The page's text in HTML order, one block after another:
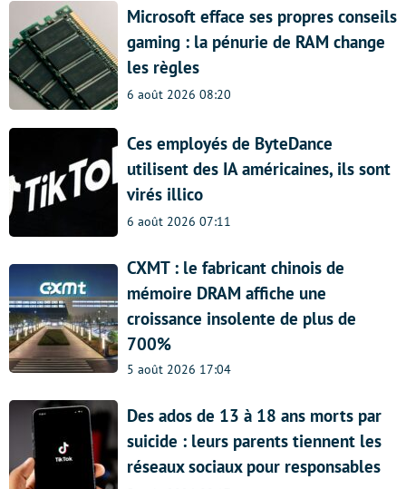
Microsoft efface ses propres conseils
gaming : la pénurie de RAM change
les règles
6 août 2026 08:20
Ces employés de ByteDance
utilisent des IA américaines, ils sont
virés illico
6 août 2026 07:11
CXMT : le fabricant chinois de
mémoire DRAM affiche une
croissance insolente de plus de
700%
5 août 2026 17:04
Des ados de 13 à 18 ans morts par
suicide : leurs parents tiennent les
réseaux sociaux pour responsables